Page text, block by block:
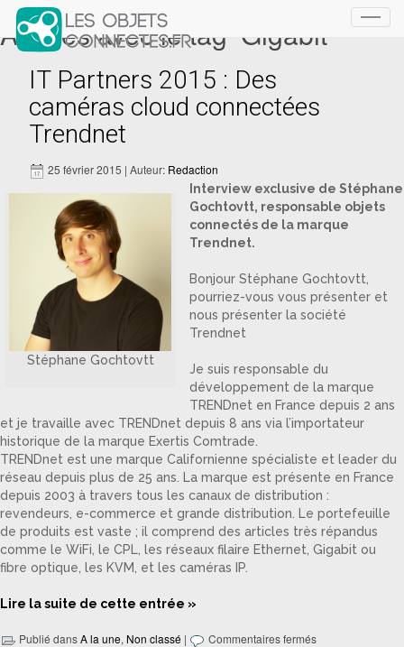
Articles avec le tag ‘Gigabit’
IT Partners 2015 : Des
caméras cloud connectées
Trendnet
25 février 2015 | Auteur: Redaction
Stéphane Gochtovtt
Interview exclusive de Stéphane
Gochtovtt, responsable objets
connectés de la marque
Trendnet.
Bonjour Stéphane Gochtovtt,
pourriez-vous vous présenter et
nous présenter la société
Trendnet
Je suis responsable du
développement de la marque
TRENDnet en France depuis 2 ans
et je travaille avec TRENDnet depuis 8 ans via l’importateur
historique de la marque Exertis Comtrade.
TRENDnet est une marque Californienne spécialiste et leader du
réseau depuis plus de 25 ans. La marque est présente en France
depuis 2003 à travers tous les canaux de distribution :
revendeurs, e-commerce et grande distribution. Le portefeuille
de produits est vaste ; il comprend des articles très répandus
comme le WiFi, le CPL, les réseaux filaire Ethernet, Gigabit ou
fibre optique, les KVM, et les caméras IP.
Lire la suite de cette entrée »
Publié dansA la une, Non classé | Commentaires fermés